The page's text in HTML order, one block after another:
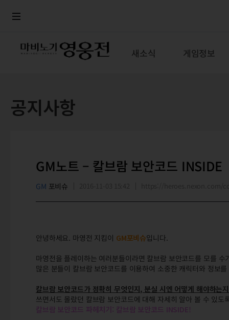
새소식 게임정보
공지사항
GM노트 – 칼브람 보안코드 INSIDE
GM 포비슈
안녕하세요. 마영전 지킴이 GM포비슈입니다.
마영전을 플레이하는 여러분들이라면 칼브람 보안코드를 모를 수
많은 분들이 칼브람 보안코드를 이용하여 소중한 캐릭터와 정보
칼브람 보안코드가 정확히 무엇인지, 분실 시엔 어떻게 해야하는지
쓰면서도 몰랐던 칼브람 보안코드에 대해 자세히 알아 볼 수 있도
칼브람 보안코드 파헤치기: 칼브람 보안코드 INSIDE!